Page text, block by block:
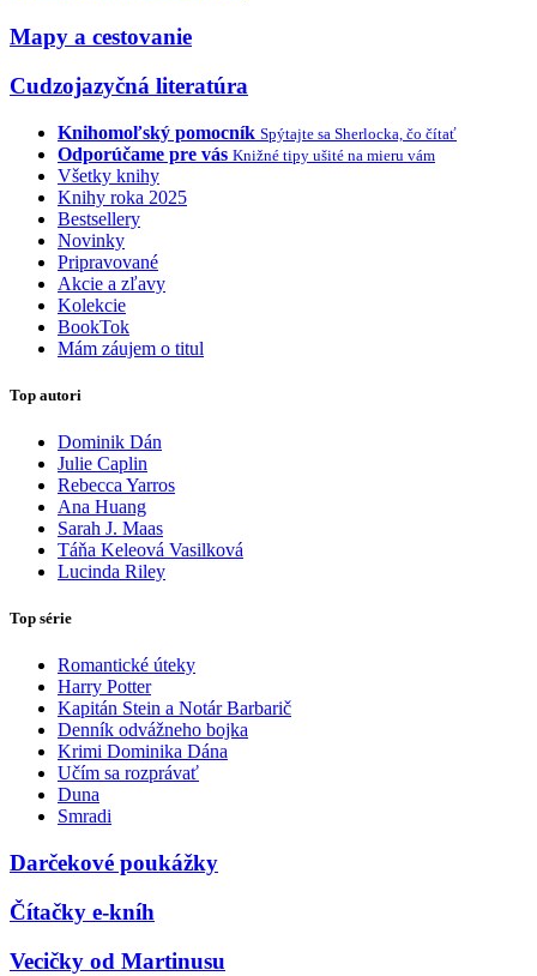
Mapy a cestovanie
Cudzojazyčná literatúra
Knihomoľský pomocník Spýtajte sa Sherlocka, čo čítať
Odporúčame pre vás Knižné tipy ušité na mieru vám
Všetky knihy
Knihy roka 2025
Bestsellery
Novinky
Pripravované
Akcie a zľavy
Kolekcie
BookTok
Mám záujem o titul
Top autori
Dominik Dán
Julie Caplin
Rebecca Yarros
Ana Huang
Sarah J. Maas
Táňa Keleová Vasilková
Lucinda Riley
Top série
Romantické úteky
Harry Potter
Kapitán Stein a Notár Barbarič
Denník odvážneho bojka
Krimi Dominika Dána
Učím sa rozprávať
Duna
Smradi
Darčekové poukážky
Čítačky e-kníh
Vecičky od Martinusu